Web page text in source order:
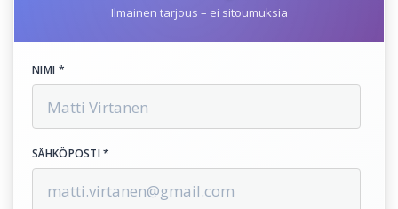
Ilmainen tarjous – ei sitoumuksia
NIMI *
SÄHKÖPOSTI *